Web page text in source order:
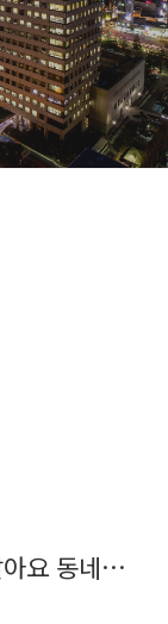
요 동네조